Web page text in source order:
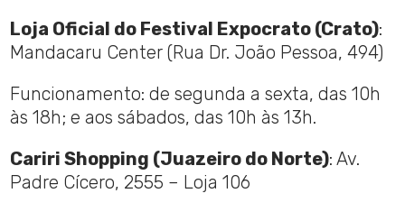
Loja Oficial do Festival Expocrato (Crato):
Mandacaru Center (Rua Dr. João Pessoa, 494)
Funcionamento: de segunda a sexta, das 10h
às 18h; e aos sábados, das 10h às 13h.
Cariri Shopping (Juazeiro do Norte): Av.
Padre Cícero, 2555 – Loja 106